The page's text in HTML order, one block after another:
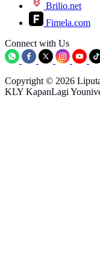
Brilio.net
Fimela.com
Connect with Us
Copyright © 2026
KLY KapanLagi